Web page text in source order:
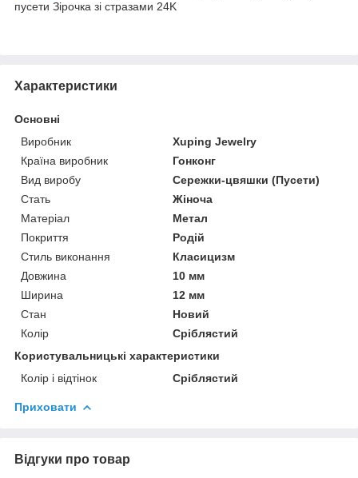
пусети Зірочка зі стразами 24K
Характеристики
Основні
Виробник
Xuping Jewelry
Країна виробник
Гонконг
Вид виробу
Сережки-цвяшки (Пусети)
Стать
Жіноча
Матеріал
Метал
Покриття
Родій
Стиль виконання
Класицизм
Довжина
10 мм
Ширина
12 мм
Стан
Новий
Колір
Сріблястий
Користувальницькі характеристики
Колір і відтінок
Сріблястий
Приховати
Відгуки про товар